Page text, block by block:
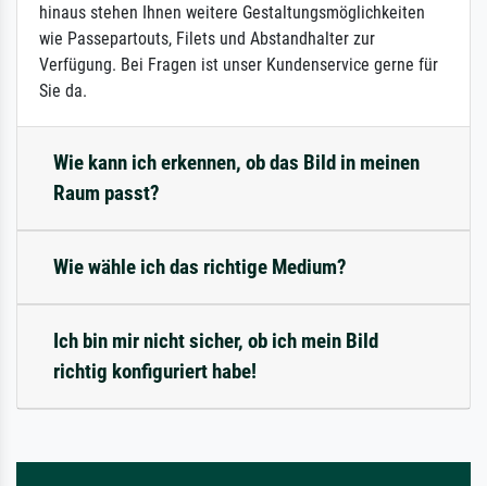
hinaus stehen Ihnen weitere Gestaltungsmöglichkeiten
wie Passepartouts, Filets und Abstandhalter zur
Verfügung. Bei Fragen ist unser Kundenservice gerne für
Sie da.
Wie kann ich erkennen, ob das Bild in meinen
Raum passt?
Wie wähle ich das richtige Medium?
Ich bin mir nicht sicher, ob ich mein Bild
richtig konfiguriert habe!